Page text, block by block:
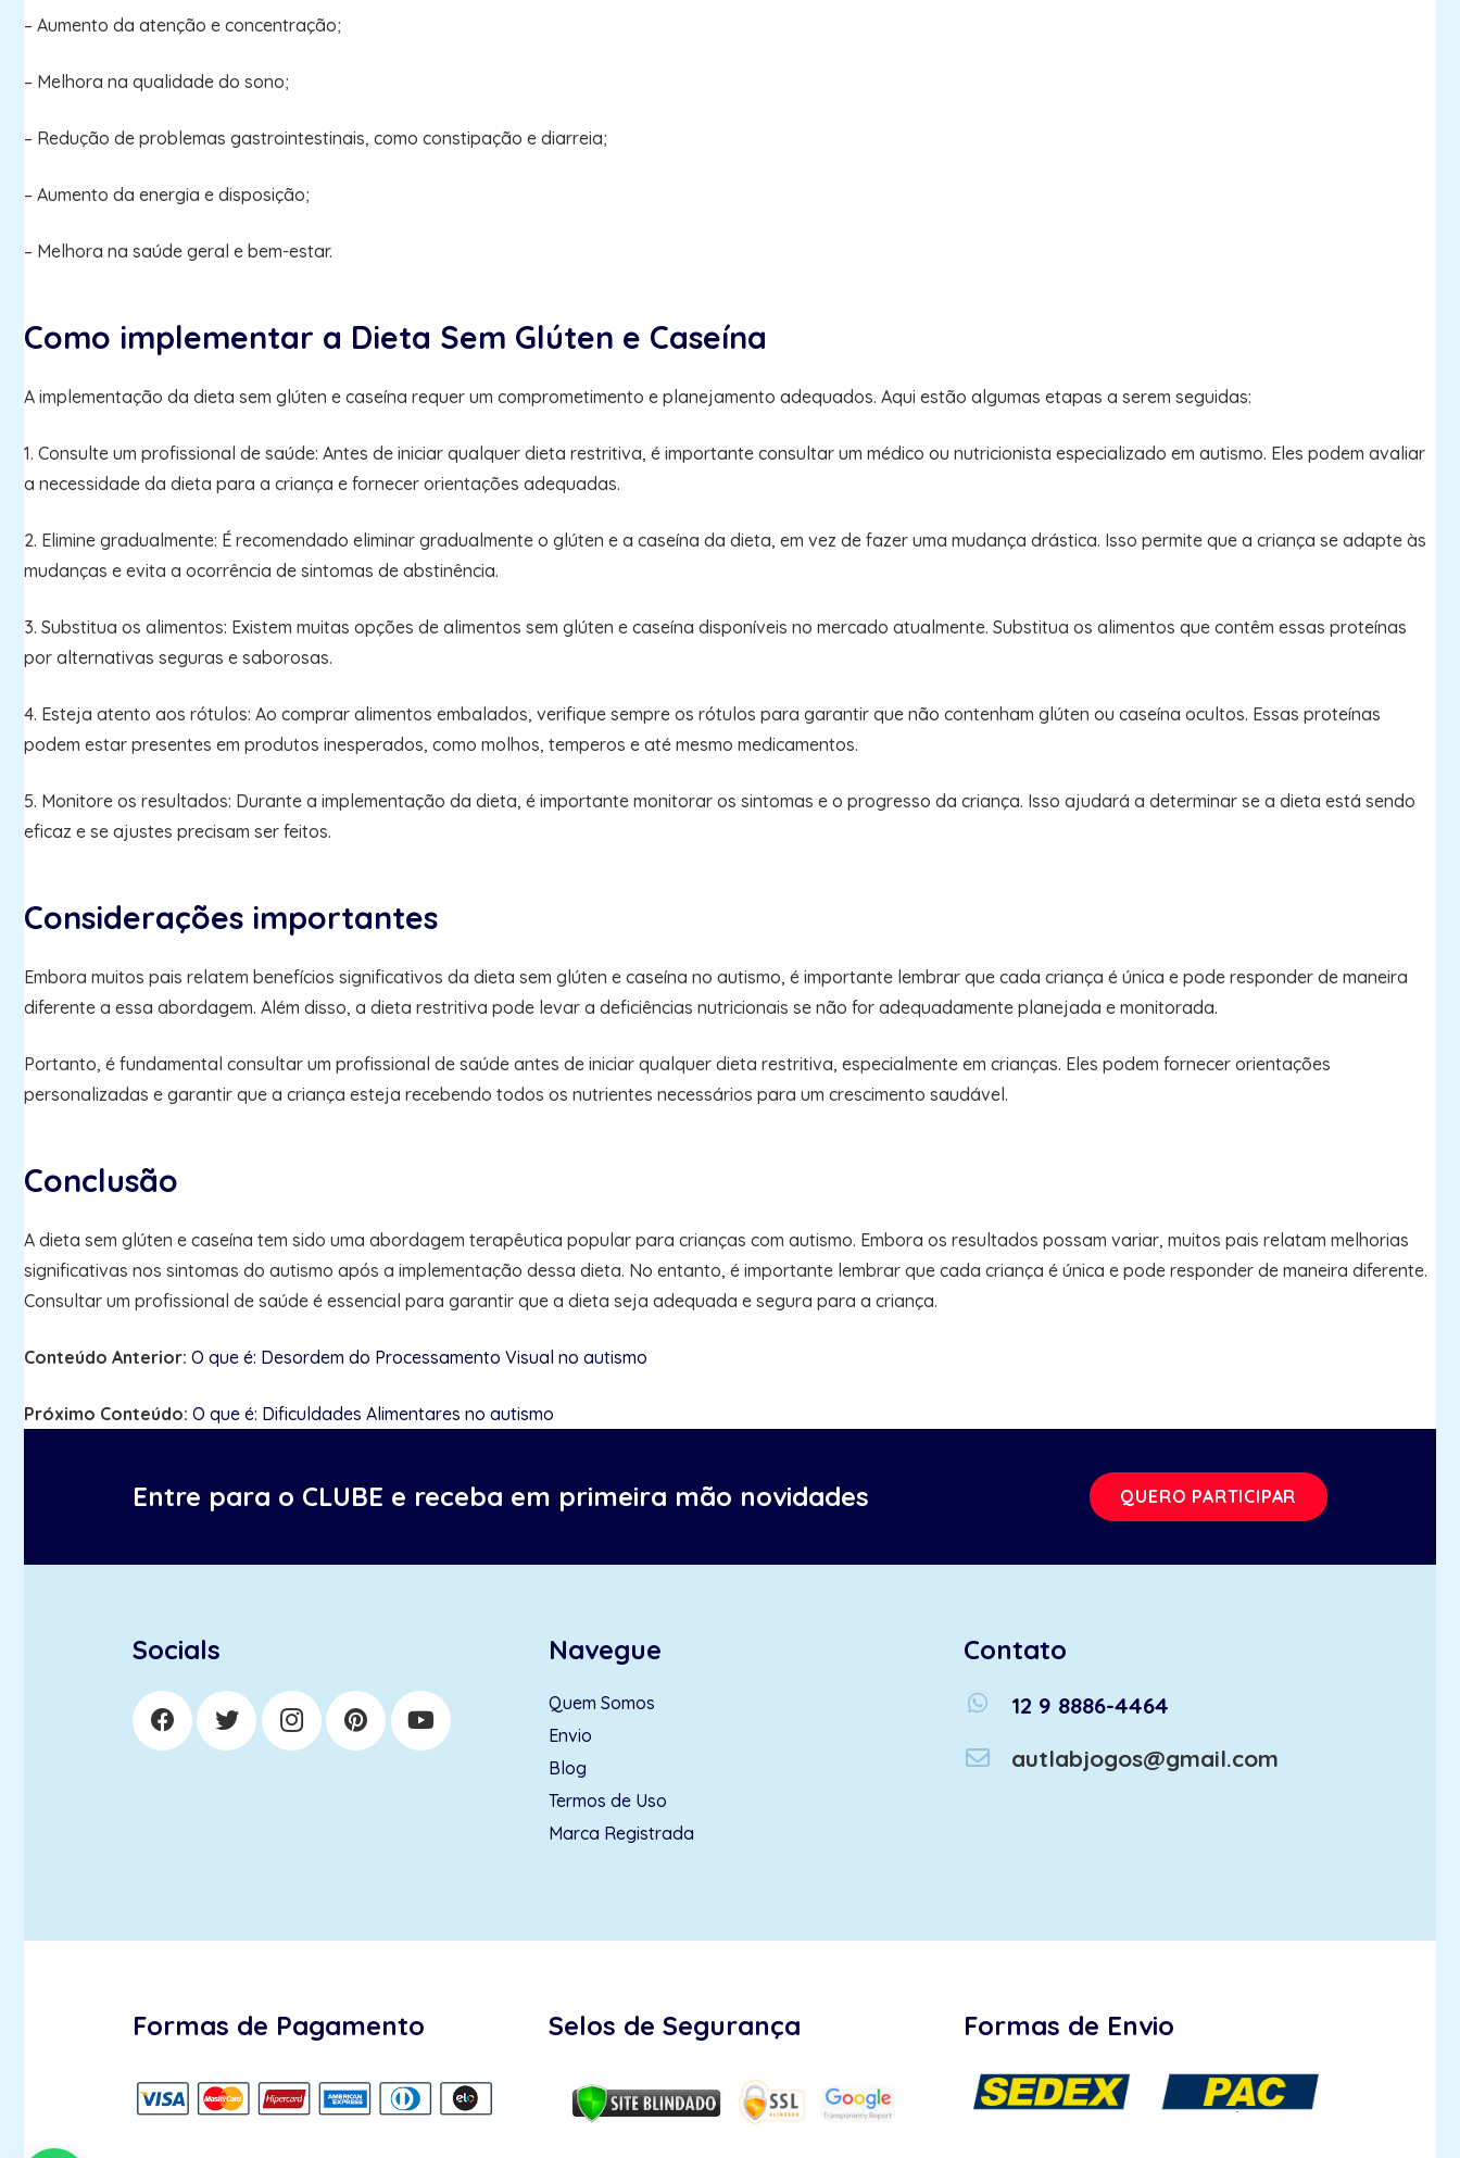
– Aumento da atenção e concentração;
– Melhora na qualidade do sono;
– Redução de problemas gastrointestinais, como constipação e diarreia;
– Aumento da energia e disposição;
– Melhora na saúde geral e bem-estar.
Como implementar a Dieta Sem Glúten e Caseína
A implementação da dieta sem glúten e caseína requer um comprometimento e planejamento adequados. Aqui estão algumas etapas a serem seguidas:
1. Consulte um profissional de saúde: Antes de iniciar qualquer dieta restritiva, é importante consultar um médico ou nutricionista especializado em autismo. Eles podem avaliar
a necessidade da dieta para a criança e fornecer orientações adequadas.
2. Elimine gradualmente: É recomendado eliminar gradualmente o glúten e a caseína da dieta, em vez de fazer uma mudança drástica. Isso permite que a criança se adapte às
mudanças e evita a ocorrência de sintomas de abstinência.
3. Substitua os alimentos: Existem muitas opções de alimentos sem glúten e caseína disponíveis no mercado atualmente. Substitua os alimentos que contêm essas proteínas
por alternativas seguras e saborosas.
4. Esteja atento aos rótulos: Ao comprar alimentos embalados, verifique sempre os rótulos para garantir que não contenham glúten ou caseína ocultos. Essas proteínas
podem estar presentes em produtos inesperados, como molhos, temperos e até mesmo medicamentos.
5. Monitore os resultados: Durante a implementação da dieta, é importante monitorar os sintomas e o progresso da criança. Isso ajudará a determinar se a dieta está sendo
eficaz e se ajustes precisam ser feitos.
Considerações importantes
Embora muitos pais relatem benefícios significativos da dieta sem glúten e caseína no autismo, é importante lembrar que cada criança é única e pode responder de maneira
diferente a essa abordagem. Além disso, a dieta restritiva pode levar a deficiências nutricionais se não for adequadamente planejada e monitorada.
Portanto, é fundamental consultar um profissional de saúde antes de iniciar qualquer dieta restritiva, especialmente em crianças. Eles podem fornecer orientações
personalizadas e garantir que a criança esteja recebendo todos os nutrientes necessários para um crescimento saudável.
Conclusão
A dieta sem glúten e caseína tem sido uma abordagem terapêutica popular para crianças com autismo. Embora os resultados possam variar, muitos pais relatam melhorias
significativas nos sintomas do autismo após a implementação dessa dieta. No entanto, é importante lembrar que cada criança é única e pode responder de maneira diferente.
Consultar um profissional de saúde é essencial para garantir que a dieta seja adequada e segura para a criança.
Conteúdo Anterior: O que é: Desordem do Processamento Visual no autismo
Próximo Conteúdo: O que é: Dificuldades Alimentares no autismo
Entre para o CLUBE e receba em primeira mão novidades QUERO PARTICIPAR
Socials Navegue
Quem Somos
Envio
Blog
Termos de Uso
Marca Registrada
Contato
whatsapp
12 9 8886-4464
autlabjogos@gmail.com
Formas de Pagamento Selos de Segurança Formas de Envio